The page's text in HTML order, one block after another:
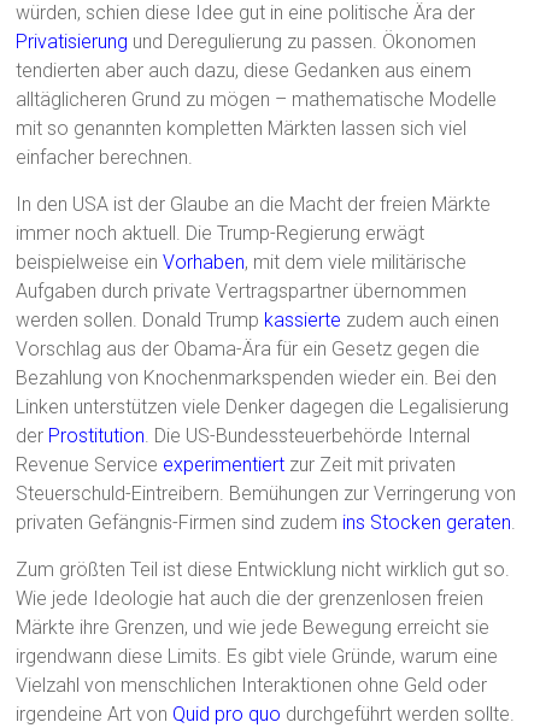
würden, schien diese Idee gut in eine politische Ära der
Privatisierung und Deregulierung zu passen. Ökonomen
tendierten aber auch dazu, diese Gedanken aus einem
alltäglicheren Grund zu mögen – mathematische Modelle
mit so genannten kompletten Märkten lassen sich viel
einfacher berechnen.
In den USA ist der Glaube an die Macht der freien Märkte
immer noch aktuell. Die Trump-Regierung erwägt
beispielweise einVorhaben, mit dem viele militärische
Aufgaben durch private Vertragspartner übernommen
werden sollen. Donald Trump kassierte zudem auch einen
Vorschlag aus der Obama-Ära für ein Gesetz gegen die
Bezahlung von Knochenmarkspenden wieder ein. Bei den
Linken unterstützen viele Denker dagegen die Legalisierung
der Prostitution. Die US-Bundessteuerbehörde Internal
Revenue Service experimentiert zur Zeit mit privaten
Steuerschuld-Eintreibern. Bemühungen zur Verringerung von
privaten Gefängnis-Firmen sind zudem ins Stocken geraten.
Zum größten Teil ist diese Entwicklung nicht wirklich gut so.
Wie jede Ideologie hat auch die der grenzenlosen freien
Märkte ihre Grenzen, und wie jede Bewegung erreicht sie
irgendwann diese Limits. Es gibt viele Gründe, warum eine
Vielzahl von menschlichen Interaktionen ohne Geld oder
irgendeine Art von Quid pro quo durchgeführt werden sollte.